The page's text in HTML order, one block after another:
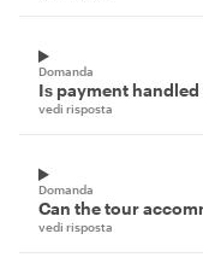
Domanda
Is payment
vedi risposta
Domanda
Can the tour
vedi risposta